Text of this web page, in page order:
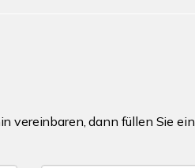
dann füllen Sie